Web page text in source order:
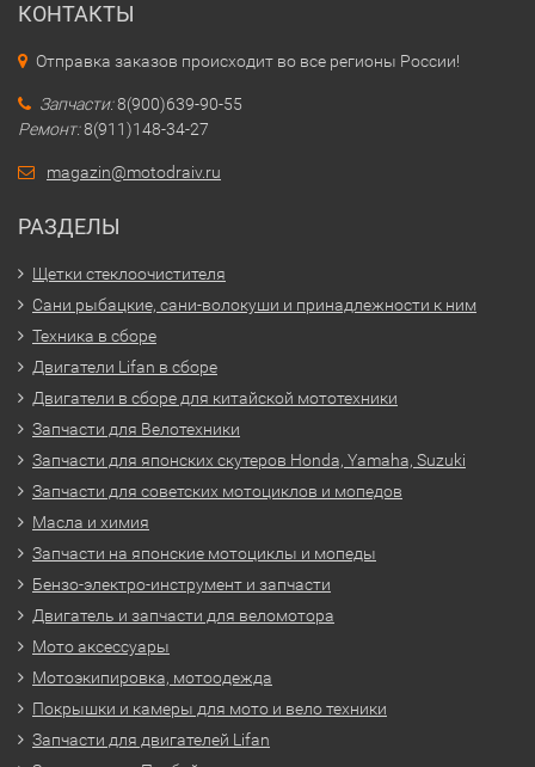
КОНТАКТЫ
Отправка заказов происходит во все регионы России!
Запчасти:8(900)639-90-55
Ремонт:8(911)148-34-27
magazin@motodraiv.ru
РАЗДЕЛЫ
Щетки стеклоочистителя
Сани рыбацкие, сани-волокуши и принадлежности к ним
Техника в сборе
Двигатели Lifan в сборе
Двигатели в сборе для китайской мототехники
Запчасти для Велотехники
Запчасти для японских скутеров Honda, Yamaha, Suzuki
Запчасти для советских мотоциклов и мопедов
Масла и химия
Запчасти на японские мотоциклы и мопеды
Бензо-электро-инструмент и запчасти
Двигатель и запчасти для веломотора
Мото аксессуары
Мотоэкипировка, мотоодежда
Покрышки и камеры для мото и вело техники
Запчасти для двигателей Lifan